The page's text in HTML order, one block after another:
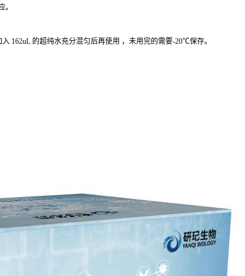
。
162uL 的超纯水充分混匀后再使用 ，未用完的需要-20℃保存。